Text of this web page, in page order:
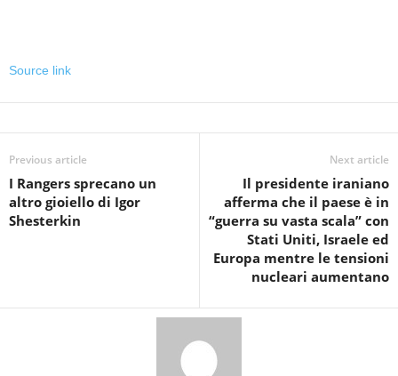
Source link
Previous article
I Rangers sprecano un
altro gioiello di Igor
Shesterkin
Next article
Il presidente iraniano
afferma che il paese è in
“guerra su vasta scala” con
Stati Uniti, Israele ed
Europa mentre le tensioni
nucleari aumentano